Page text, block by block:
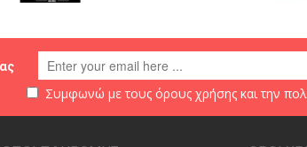
Συμφωνώ με τους όρους χρήσηςκαι την